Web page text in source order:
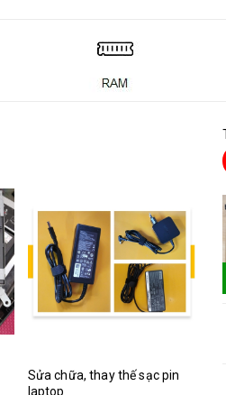
Sửa chữa, thay thế sạc pin
laptop